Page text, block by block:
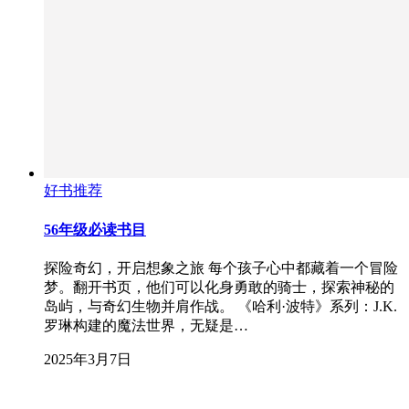
好书推荐
56年级必读书目
探险奇幻，开启想象之旅 每个孩子心中都藏着一个冒险
梦。翻开书页，他们可以化身勇敢的骑士，探索神秘的
岛屿，与奇幻生物并肩作战。 《哈利·波特》系列：J.K.
罗琳构建的魔法世界，无疑是…
2025年3月7日